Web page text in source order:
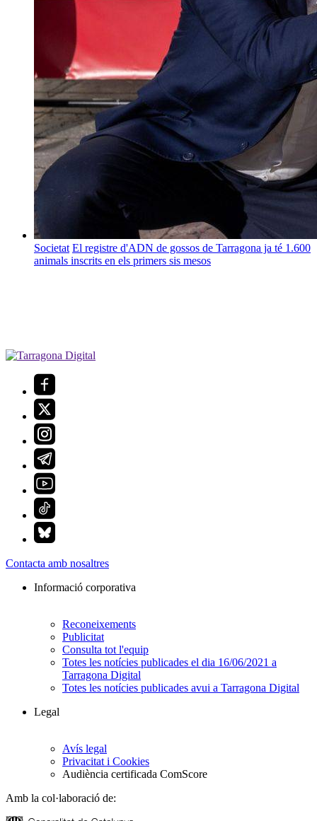
Societat El registre d'ADN de gossos de Tarragona ja té 1.600
animals inscrits en els primers sis mesos
Contacta amb nosaltres
Informació corporativa
Reconeixements
Publicitat
Consulta tot l'equip
Totes les notícies publicades el dia 16/06/2021 a
Tarragona Digital
Totes les notícies publicades avui a Tarragona Digital
Legal
Avís legal
Privacitat i Cookies
Audiència certificada ComScore
Amb la col·laboració de: